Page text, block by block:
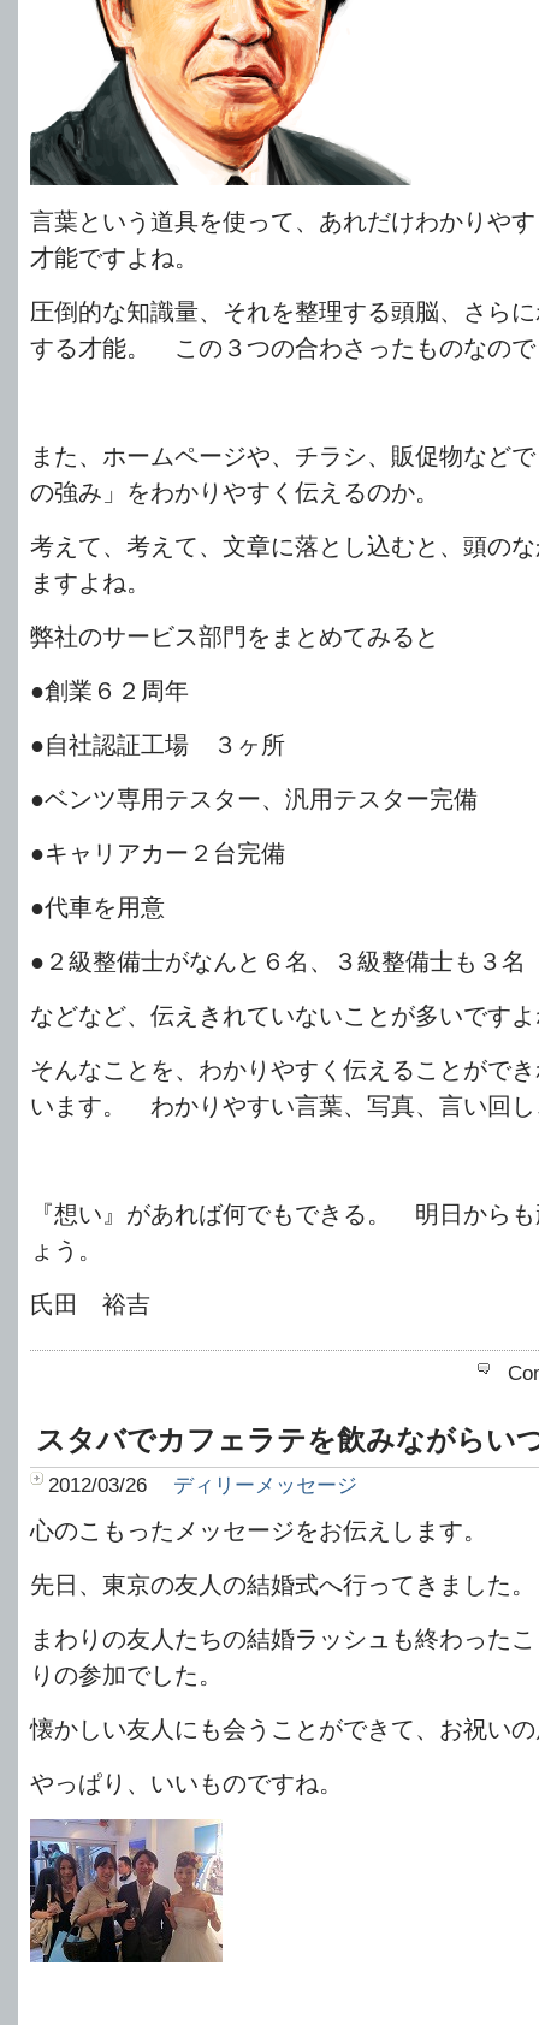
言葉という道具を使って、あれだけわかりや
才能ですよね。
圧倒的な知識量、それを整理する頭脳、さら
する才能。 この３つの合わさったものなの
また、ホームページや、チラシ、販促物など
の強み」をわかりやすく伝えるのか。
考えて、考えて、文章に落とし込むと、頭の
ますよね。
弊社のサービス部門をまとめてみると
●創業６２周年
●自社認証工場 ３ヶ所
●ベンツ専用テスター、汎用テスター完備
●キャリアカー２台完備
●代車を用意
●２級整備士がなんと６名、３級整備士も３名
などなど、伝えきれていないことが多いです
そんなことを、わかりやすく伝えることがで
います。 わかりやすい言葉、写真、言い回
『想い』があれば何でもできる。 明日から
ょう。
氏田 裕吉
スタバでカフェラテを飲みながらい
2012/03/26 ディリーメッセージ
心のこもったメッセージをお伝えします。
先日、東京の友人の結婚式へ行ってきました。
まわりの友人たちの結婚ラッシュも終わった
りの参加でした。
懐かしい友人にも会うことができて、お祝い
やっぱり、いいものですね。